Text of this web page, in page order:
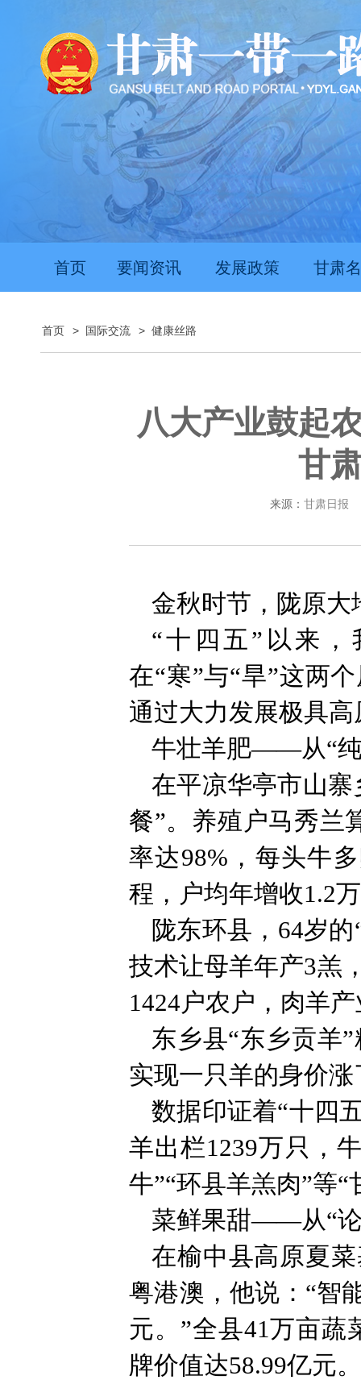
首页 要闻资讯 发展政策 甘肃
首页 > 国际交流 > 健康丝路
八大产业鼓起
甘
来源： 甘肃日报
金秋时节，陇原大
“十四五”以来
在“寒”与“旱”这两
通过大力发展极具
牛壮羊肥——从“纯
在平凉华亭市山
餐”。养殖户马秀兰
率达98%，每头牛
程，户均年增收1.2
陇东环县，64岁
技术让母羊年产3羔
1424户农户，肉羊
东乡县“东乡贡羊
实现一只羊的身价
数据印证着“十四
羊出栏1239万只，
牛”“环县羊羔肉”等
菜鲜果甜——从“论
在榆中县高原夏
粤港澳，他说：“智
元。”全县41万亩蔬
牌价值达58.99亿元。